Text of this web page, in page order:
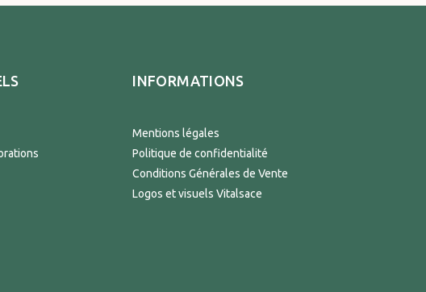
INFORMATIONS
Mentions légales
Politique de confidentialité
Conditions Générales de Vente
Logos et visuels Vitalsace